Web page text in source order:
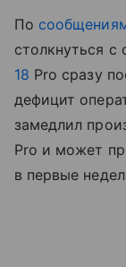
По
столкнуться с
18 Pro сразу
дефицит
замедлил
Pro и может
в первые